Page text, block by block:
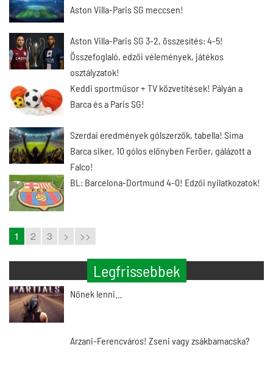
Aston Villa-Paris SG meccsen!
Aston Villa-Paris SG 3-2, összesítés: 4-5!
Összefoglaló, edzői vélemények, játékos
osztályzatok!
Keddi sportműsor + TV közvetítések! Pályán a
Barca és a Paris SG!
Szerdai eredmények gólszerzők, tabella! Sima
Barca siker, 10 gólos előnyben Feröer, gálázott a
Falco!
BL: Barcelona-Dortmund 4-0! Edzői nyilatkozatok!
1 2 3 > >>
Legfrissebbek
Nőnek lenni…
Arzani-Ferencváros! Zseni vagy zsákbamacska?